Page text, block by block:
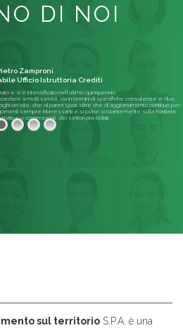
DI NOI
e si è intensificato nell'ultimo quinquennio.
a molti servizi, sia in termini di specifiche consulenze e due
on-site, che di pareri spot; oltre che di aggiornamento continuo per
sempre interessanti e si pone costantemente sulla frontiera
o commerciali, dei settori presidiati.
Zamproni
Ufficio Istruttoria Crediti
Leggi di più
sul territorio S.P.A. è una